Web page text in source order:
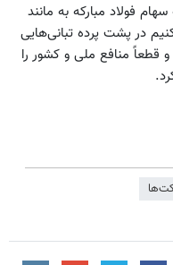
فولاد مبارکه به مانند
در پشت پرده تبانی‌هایی
قطعاً منافع ملی و کشور را